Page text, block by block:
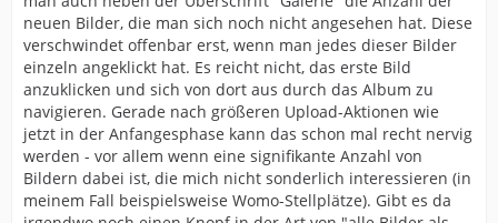
neuen Bilder, die man sich noch nicht angesehen hat. Diese
verschwindet offenbar erst, wenn man jedes dieser Bilder
einzeln angeklickt hat. Es reicht nicht, das erste Bild
anzuklicken und sich von dort aus durch das Album zu
navigieren. Gerade nach größeren Upload-Aktionen wie
jetzt in der Anfangesphase kann das schon mal recht nervig
werden - vor allem wenn eine signifikante Anzahl von
Bildern dabei ist, die mich nicht sonderlich interessieren (in
meinem Fall beispielsweise Womo-Stellplätze). Gibt es da